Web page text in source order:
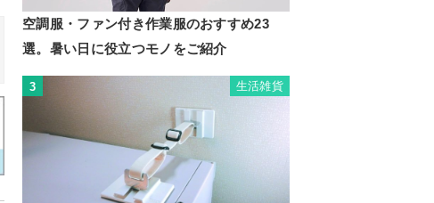
空調服・ファン付き作業服のおすすめ23
選。暑い日に役立つモノをご紹介
3 生活雑貨